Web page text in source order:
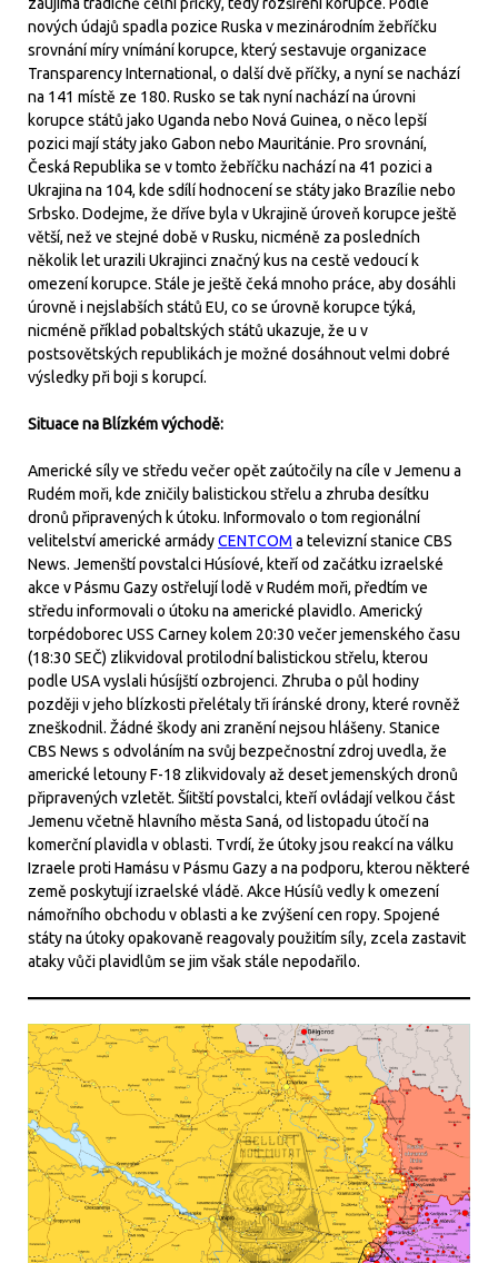
nových údajů spadla pozice Ruska v mezinárodním žebříčku
srovnání míry vnímání korupce, který sestavuje organizace
Transparency International, o další dvě příčky, a nyní se nachází
na 141 místě ze 180. Rusko se tak nyní nachází na úrovni
korupce států jako Uganda nebo Nová Guinea, o něco lepší
pozici mají státy jako Gabon nebo Mauritánie. Pro srovnání,
Česká Republika se v tomto žebříčku nachází na 41 pozici a
Ukrajina na 104, kde sdílí hodnocení se státy jako Brazílie nebo
Srbsko. Dodejme, že dříve byla v Ukrajině úroveň korupce ještě
větší, než ve stejné době v Rusku, nicméně za posledních
několik let urazili Ukrajinci značný kus na cestě vedoucí k
omezení korupce. Stále je ještě čeká mnoho práce, aby dosáhli
úrovně i nejslabších států EU, co se úrovně korupce týká,
nicméně příklad pobaltských států ukazuje, že u v
postsovětských republikách je možné dosáhnout velmi dobré
výsledky při boji s korupcí.
Situace na Blízkém východě:
Americké síly ve středu večer opět zaútočily na cíle v Jemenu a
Rudém moři, kde zničily balistickou střelu a zhruba desítku
dronů připravených k útoku. Informovalo o tom regionální
velitelství americké armádyCENTCOM a televizní stanice CBS
News. Jemenští povstalci Húsíové, kteří od začátku izraelské
akce v Pásmu Gazy ostřelují lodě v Rudém moři, předtím ve
středu informovali o útoku na americké plavidlo. Americký
torpédoborec USS Carney kolem 20:30 večer jemenského času
(18:30 SEČ) zlikvidoval protilodní balistickou střelu, kterou
podle USA vyslali húsíjští ozbrojenci. Zhruba o půl hodiny
později v jeho blízkosti přelétaly tři íránské drony, které rovněž
zneškodnil. Žádné škody ani zranění nejsou hlášeny. Stanice
CBS News s odvoláním na svůj bezpečnostní zdroj uvedla, že
americké letouny F-18 zlikvidovaly až deset jemenských dronů
připravených vzletět. Šíitští povstalci, kteří ovládají velkou část
Jemenu včetně hlavního města Saná, od listopadu útočí na
komerční plavidla v oblasti. Tvrdí, že útoky jsou reakcí na válku
Izraele proti Hamásu v Pásmu Gazy a na podporu, kterou některé
země poskytují izraelské vládě. Akce Húsíů vedly k omezení
námořního obchodu v oblasti a ke zvýšení cen ropy. Spojené
státy na útoky opakovaně reagovaly použitím síly, zcela zastavit
ataky vůči plavidlům se jim však stále nepodařilo.